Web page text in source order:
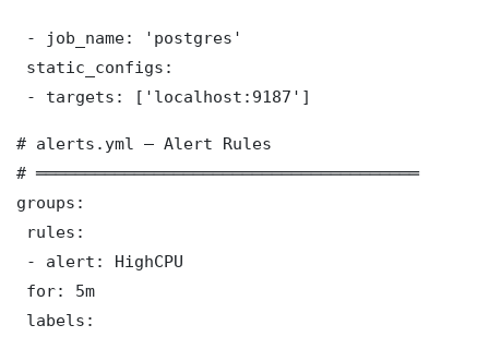
- job_name: 'postgres'
static_configs:
- targets: ['localhost:9187']
# alerts.yml — Alert Rules
# ═══════════════════════════════════════
groups:
rules:
- alert: HighCPU
for: 5m
labels: